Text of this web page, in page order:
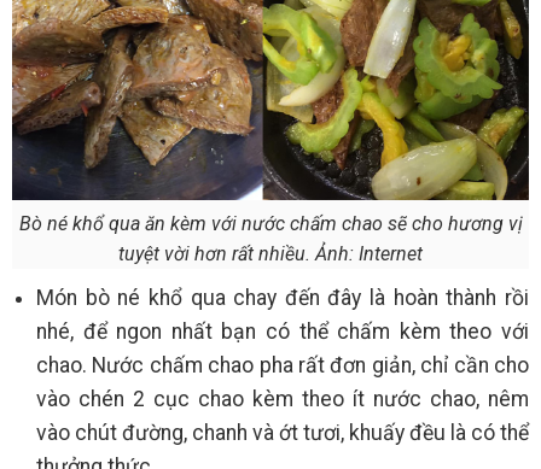
Bò né khổ qua ăn kèm với nước chấm chao sẽ cho hương vị
tuyệt vời hơn rất nhiều. Ảnh: Internet
Món bò né khổ qua chay đến đây là hoàn thành rồi
nhé, để ngon nhất bạn có thể chấm kèm theo với
chao. Nước chấm chao pha rất đơn giản, chỉ cần cho
vào chén 2 cục chao kèm theo ít nước chao, nêm
vào chút đường, chanh và ớt tươi, khuấy đều là có thể